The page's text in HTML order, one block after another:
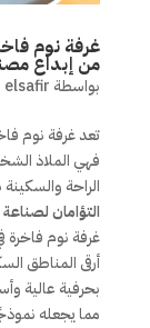
غرفة نوم
من إبداع
بواسطة elsafir
تعد غرفة نوم
فهي الملاذ
الراحة
التؤامان لصناعة
غرفة نوم فاخرة
أرقى المناطق
بحرفية عالية
مما يجعله